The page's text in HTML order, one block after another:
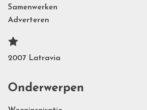
Samenwerken
Adverteren
2007 Latravia
Onderwerpen